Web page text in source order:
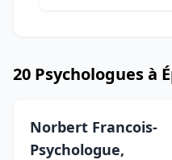
20 Psychologues à
Norbert Francois-
Psychologue,